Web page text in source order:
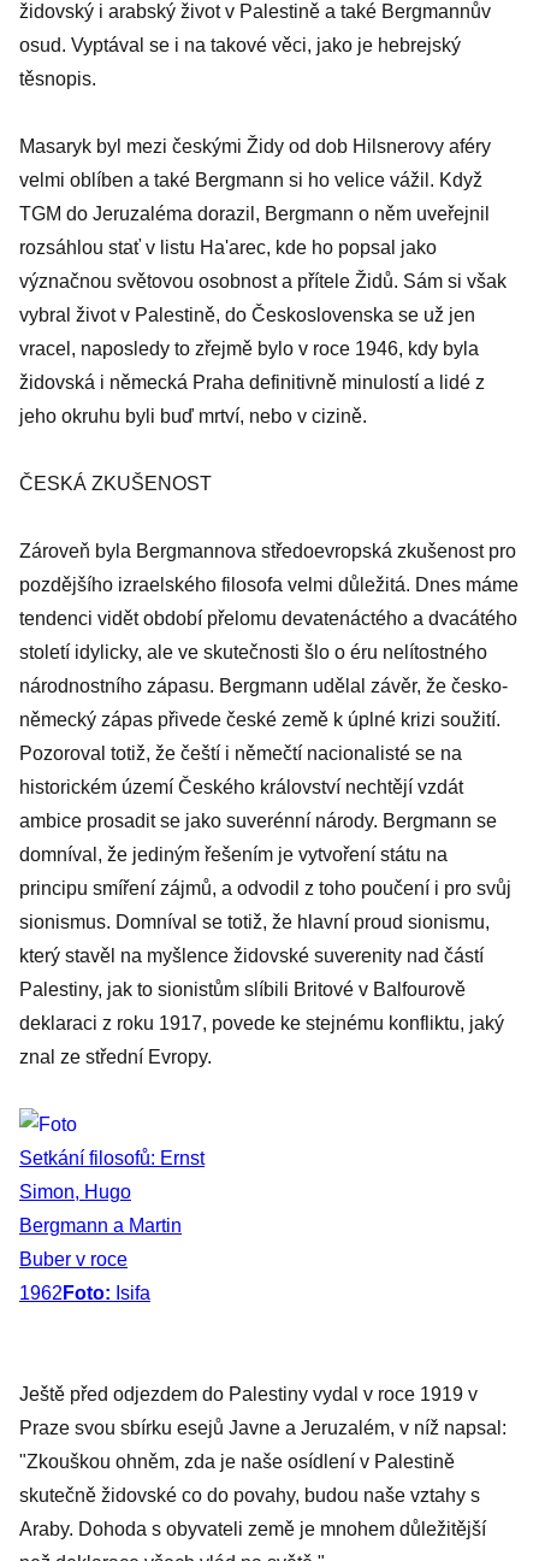
židovský i arabský život v Palestině a také Bergmannův
osud. Vyptával se i na takové věci, jako je hebrejský
těsnopis.
Masaryk byl mezi českými Židy od dob Hilsnerovy aféry
velmi oblíben a také Bergmann si ho velice vážil. Když
TGM do Jeruzaléma dorazil, Bergmann o něm uveřejnil
rozsáhlou stať v listu Ha'arec, kde ho popsal jako
význačnou světovou osobnost a přítele Židů. Sám si však
vybral život v Palestině, do Československa se už jen
vracel, naposledy to zřejmě bylo v roce 1946, kdy byla
židovská i německá Praha definitivně minulostí a lidé z
jeho okruhu byli buď mrtví, nebo v cizině.
ČESKÁ ZKUŠENOST
Zároveň byla Bergmannova středoevropská zkušenost pro
pozdějšího izraelského filosofa velmi důležitá. Dnes máme
tendenci vidět období přelomu devatenáctého a dvacátého
století idylicky, ale ve skutečnosti šlo o éru nelítostného
národnostního zápasu. Bergmann udělal závěr, že česko-
německý zápas přivede české země k úplné krizi soužití.
Pozoroval totiž, že čeští i němečtí nacionalisté se na
historickém území Českého království nechtějí vzdát
ambice prosadit se jako suverénní národy. Bergmann se
domníval, že jediným řešením je vytvoření státu na
principu smíření zájmů, a odvodil z toho poučení i pro svůj
sionismus. Domníval se totiž, že hlavní proud sionismu,
který stavěl na myšlence židovské suverenity nad částí
Palestiny, jak to sionistům slíbili Britové v Balfourově
deklaraci z roku 1917, povede ke stejnému konfliktu, jaký
znal ze střední Evropy.
Setkání filosofů: Ernst
Simon, Hugo
Bergmann a Martin
Buber v roce
1962 Foto: Isifa
Ještě před odjezdem do Palestiny vydal v roce 1919 v
Praze svou sbírku esejů Javne a Jeruzalém, v níž napsal:
"Zkouškou ohněm, zda je naše osídlení v Palestině
skutečně židovské co do povahy, budou naše vztahy s
Araby. Dohoda s obyvateli země je mnohem důležitější